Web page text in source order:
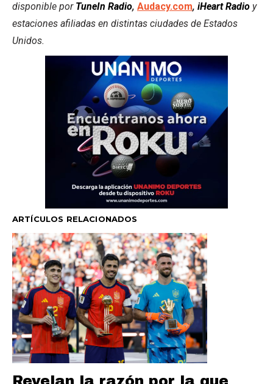
disponible por TuneIn Radio, Audacy.com, iHeart Radio y
estaciones afiliadas en distintas ciudades de Estados
Unidos.
ARTÍCULOS RELACIONADOS